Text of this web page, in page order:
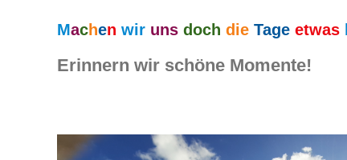
Machen wir uns doch die Tage etwas
Erinnern wir schöne Momente!